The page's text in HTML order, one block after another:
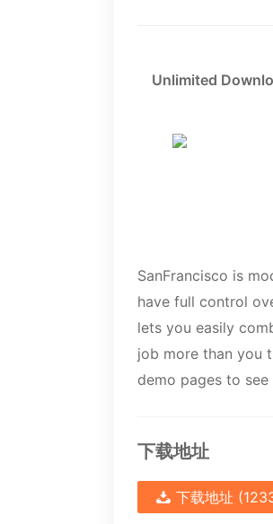
Unlimited
SanFrancisco is
have full control
lets you easily
job more than you
demo pages to
下载地址
下载地址